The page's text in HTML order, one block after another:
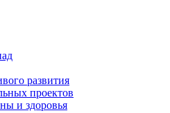
развития
проектов
и здоровья